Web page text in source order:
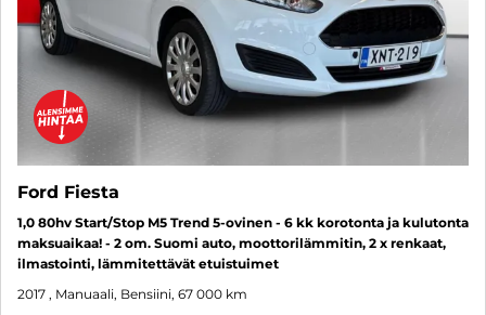
Ford Fiesta
1,0 80hv Start/Stop M5 Trend 5-ovinen - 6 kk korotonta ja kulutonta
maksuaikaa! - 2 om. Suomi auto, moottorilämmitin, 2 x renkaat,
ilmastointi, lämmitettävät etuistuimet
2017 , Manuaali, Bensiini, 67 000 km